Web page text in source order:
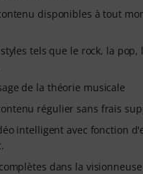
disponibles à tout
tels que le rock, la pop,
de la théorie musicale
régulier sans frais
intelligent avec fonction
dans la